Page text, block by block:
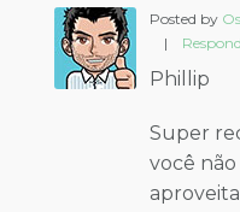
Posted by
|
Phillip
Super
você